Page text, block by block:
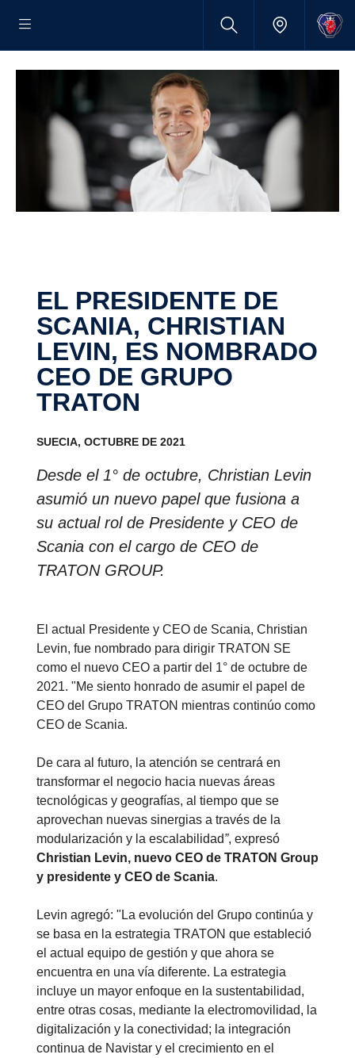
EL PRESIDENTE DE
SCANIA, CHRISTIAN
LEVIN, ES NOMBRADO
CEO DE GRUPO
TRATON
SUECIA, OCTUBRE DE 2021
Desde el 1° de octubre, Christian Levin
asumió un nuevo papel que fusiona a
su actual rol de Presidente y CEO de
Scania con el cargo de CEO de
TRATON GROUP.
El actual Presidente y CEO de Scania, Christian
Levin, fue nombrado para dirigir TRATON SE
como el nuevo CEO a partir del 1° de octubre de
2021. "Me siento honrado de asumir el papel de
CEO del Grupo TRATON mientras continúo como
CEO de Scania.
De cara al futuro, la atención se centrará en
transformar el negocio hacia nuevas áreas
tecnológicas y geografías, al tiempo que se
aprovechan nuevas sinergias a través de la
modularización y la escalabilidad”, expresó
Christian Levin, nuevo CEO de TRATON Group
y presidente y CEO de Scania.
Levin agregó: "La evolución del Grupo continúa y
se basa en la estrategia TRATON que estableció
el actual equipo de gestión y que ahora se
encuentra en una vía diferente. La estrategia
incluye un mayor enfoque en la sustentabilidad,
entre otras cosas, mediante la electromovilidad, la
digitalización y la conectividad; la integración
continua de Navistar y el crecimiento en el